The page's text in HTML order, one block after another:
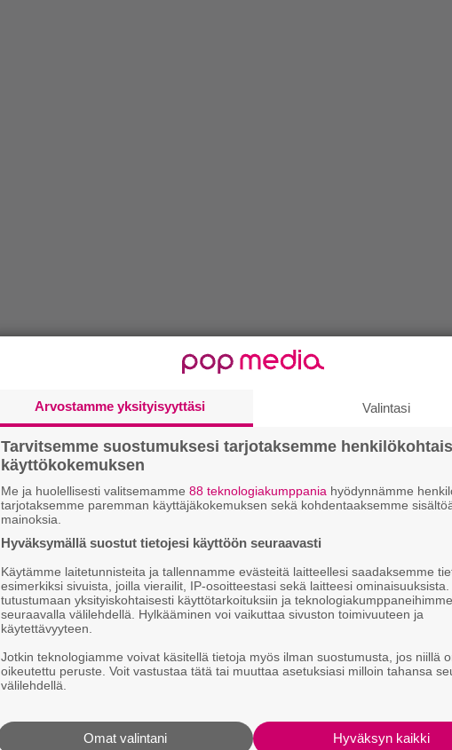
Arvostamme yksityisyyttäsi Valintasi
Tarvitsemme suostumuksesi tarjotaksemme
käyttökokemuksen
Me ja huolellisesti valitsemamme 88 teknologiakumppania hyödynnämme
tarjotaksemme paremman käyttäjäkokemuksen sekä kohdentaaksemme
mainoksia.
Hyväksymällä suostut tietojesi käyttöön seuraavasti
Käytämme laitetunnisteita ja tallennamme evästeitä laitteellesi saadaksemme
esimerkiksi sivuista, joilla vierailit, IP-osoitteestasi sekä laitteesi
tutustumaan yksityiskohtaisesti käyttötarkoituksiin ja teknologiakumppaneihimme
seuraavalla välilehdellä. Hylkääminen voi vaikuttaa sivuston toimivuuteen ja
käytettävyyteen.
Jotkin teknologiamme voivat käsitellä tietoja myös ilman suostumusta, jos niillä
oikeutettu peruste. Voit vastustaa tätä tai muuttaa asetuksiasi milloin tahansa
välilehdellä.
Hyväksyn kaikki
Omat valintani